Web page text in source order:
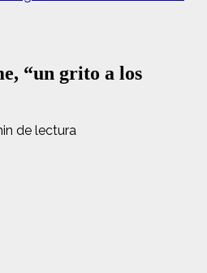
“un grito a los
de lectura